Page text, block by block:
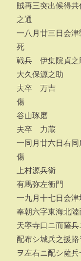
賊再三突出候得
之通
一八月廿三日会
死
戦兵 伊集院貞之
大久保源之助
夫卒 万吉
傷
谷山琢磨
夫卒 力蔵
一同月廿六日右
傷
上村源兵衛
有馬弥左衝門
一九月十七日会
奉朝六字東海北
天寧寺口ニ而薩
配布シ城兵之援
ヲ左右ニ配シ薩